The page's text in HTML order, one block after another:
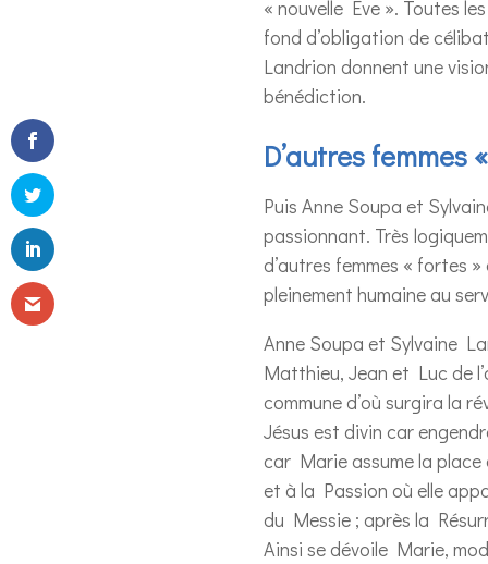
« nouvelle Ève ». Toutes
fond d’obligation de
Landrion donnent une
bénédiction.
D’autres
Puis Anne Soupa et
passionnant. Très
d’autres femmes « fortes
pleinement humaine au
Anne Soupa et Sylvaine
Matthieu, Jean et Luc de
commune d’où surgira la
Jésus est divin car
car Marie assume la place
et à la Passion où elle
du Messie ; après la
Ainsi se dévoile Marie,